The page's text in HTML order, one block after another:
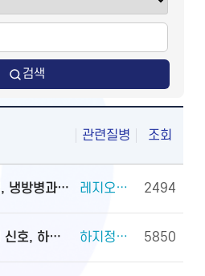
검색
관련질병 조회
여름 문턱의 불청객, 냉방병과 기립저혈압 관리법 레지오넬라증 외 2건 2494
다리가 보내는 위험 신호, 하지정맥류 하지정맥류 외 3건 5850